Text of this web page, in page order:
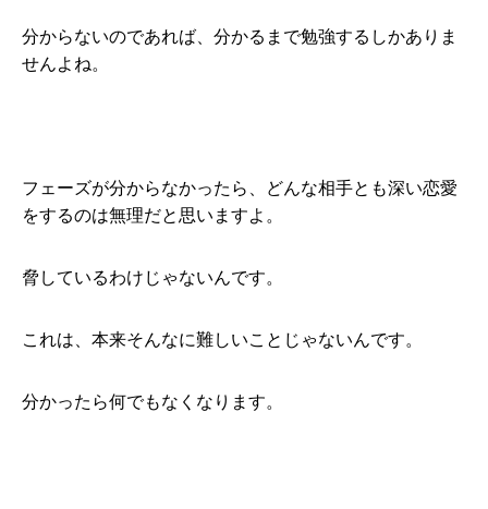
分からないのであれば、分かるまで勉強するしかありま
せんよね。
フェーズが分からなかったら、どんな相手とも深い恋愛
をするのは無理だと思いますよ。
脅しているわけじゃないんです。
これは、本来そんなに難しいことじゃないんです。
分かったら何でもなくなります。